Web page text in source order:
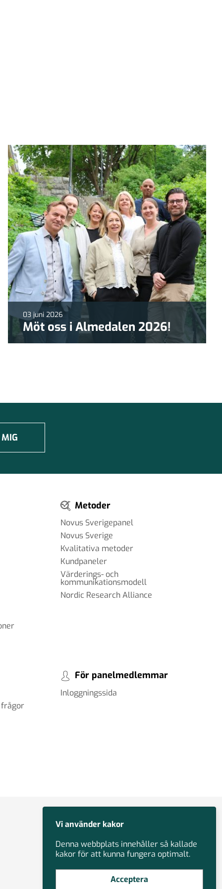
03 juni 2026
Möt oss i Almedalen 2026!
Metoder
Novus Sverigepanel
Novus Sverige
Kvalitativa metoder
Kundpaneler
Värderings- och
kommunikationsmodell
Nordic Research Alliance
frågor
För panelmedlemmar
Inloggningssida
Vi använder kakor
Denna webbplats innehåller så kallade
kakor för att kunna fungera optimalt.
Acceptera